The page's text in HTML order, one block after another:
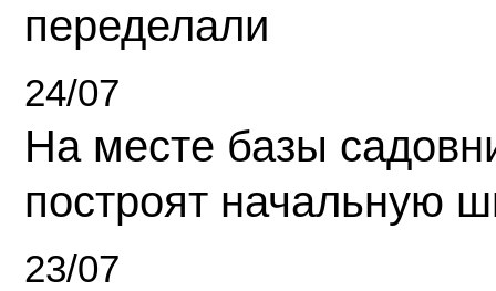
переделали
24/07
На месте базы
построят начальную
23/07